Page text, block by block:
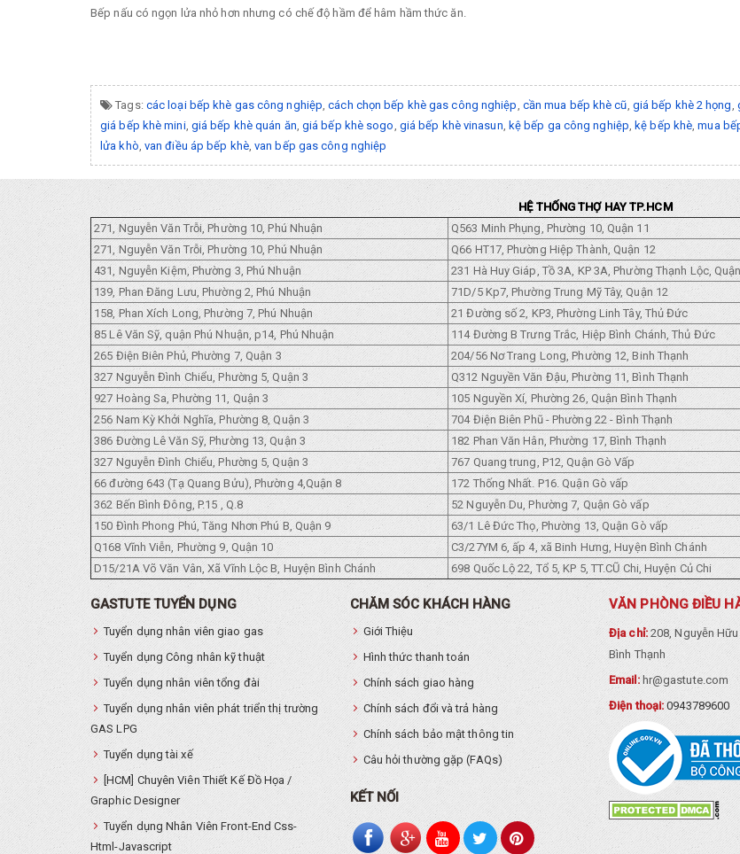
Bếp nấu có ngọn lửa nhỏ hơn nhưng có chế độ hầm để hâm hầm thức ăn.
Tags: các loại bếp khè gas công nghiệp ,cách chọn bếp khè gas công nghiệp cần mua bếp khè cũ giá bếp khè 2 họng
giá bếp khè mini, giá bếp khè quán ăn giá bếp khè sogo giá bếp khè vinasun kệ bếp ga công nghiệp ,kệ bếp khè ,mua
lửa khò van điều áp bếp khè,van bếp gas công nghiệp
HỆ THỐNG THỢ HAY TP.HCM
271, Nguyễn Văn Trỗi, Phường 10, Phú Nhuận
Q563 Minh Phụng, Phường 10, Quận 11
271, Nguyễn Văn Trỗi, Phường 10, Phú Nhuận
Q66 HT17, Phường Hiệp Thành, Quận 12
431, Nguyễn Kiệm, Phường 3, Phú Nhuận
231 Hà Huy Giáp, Tồ 3A, KP 3A, Phường Thạnh Lộc,
139, Phan Đăng Lưu, Phường 2, Phú Nhuận
71D/5 Kp7, Phường Trung Mỹ Tây, Quận 12
158, Phan Xích Long, Phường 7, Phú Nhuận
21 Đường số 2, KP3, Phường Linh Tây, Thủ Đức
85 Lê Văn Sỹ, quận Phú Nhuận, p14, Phú Nhuận
114 Đường B Trưng Trắc, Hiệp Bình Chánh, Thủ Đức
265 Điện Biên Phủ, Phường 7, Quận 3
204/56 Nơ Trang Long, Phường 12, Binh Thạnh
327 Nguyễn Đình Chiểu, Phường 5, Quận 3
Q312 Nguyền Văn Đậu, Phường 11, Bình Thạnh
927 Hoàng Sa, Phường 11, Quận 3
105 Nguyền Xí, Phường 26, Quận Bình Thạnh
256 Nam Kỳ Khởi Nghĩa, Phường 8, Quận 3
704 Điện Biên Phũ - Phường 22 - Bình Thạnh
386 Đường Lê Văn Sỹ, Phường 13, Quận 3
182 Phan Văn Hân, Phường 17, Bình Thạnh
327 Nguyễn Đình Chiểu, Phường 5, Quận 3
767 Quang trung, P12, Quận Gò Vấp
66 đường 643 (Tạ Quang Bửu), Phường 4,Quận 8
172 Thống Nhất. P16. Quận Gò vấp
362 Bến Bình Đông, P.15 , Q.8
52 Nguyễn Du, Phường 7, Quận Gò vấp
150 Đình Phong Phú, Tăng Nhơn Phú B, Quận 9
63/1 Lê Đức Thọ, Phường 13, Quận Gò vấp
Q168 Vĩnh Viễn, Phường 9, Quận 10
C3/27YM 6, ấp 4, xã Binh Hưng, Huyện Bình Chánh
D15/21A Võ Văn Vân, Xã Vĩnh Lộc B, Huyện Bình Chánh
698 Quốc Lộ 22, Tổ 5, KP 5, TT.CŨ Chi, Huyện Củ Chi
GASTUTE TUYỂN DỤNG
Tuyển dụng nhân viên giao gas
Tuyển dụng Công nhân kỹ thuật
Tuyển dụng nhân viên tổng đài
Tuyển dụng nhân viên phát triển thị trường
GAS LPG
Tuyển dụng tài xế
[HCM] Chuyên Viên Thiết Kế Đồ Họa /
Graphic Designer
Tuyển dụng Nhân Viên Front-End Css-
Html-Javascript
CHĂM SÓC KHÁCH HÀNG
Giới Thiệu
Hình thức thanh toán
Chính sách giao hàng
Chính sách đổi và trả hàng
Chính sách bảo mật thông tin
Câu hỏi thường gặp (FAQs)
KẾT NỐI
VĂN PHÒNG ĐIỀU
Địa chỉ:208, Nguyễn Hữu
Bình Thạnh
Email: hr@gastute.com
Điện thoại:0943789600